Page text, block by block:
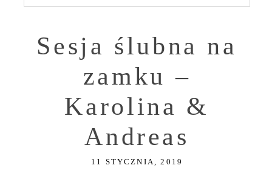
Sesja ślubna na
zamku –
Karolina &
Andreas
11 STYCZNIA, 2019